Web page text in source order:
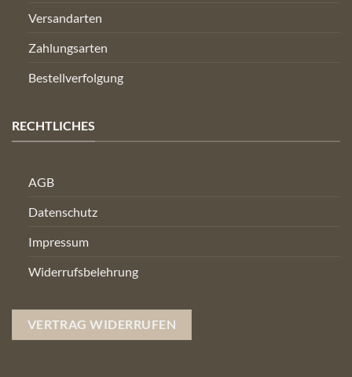
Versandarten
Zahlungsarten
Bestellverfolgung
RECHTLICHES
AGB
Datenschutz
Impressum
Widerrufsbelehrung
VERTRAG WIDERRUFEN